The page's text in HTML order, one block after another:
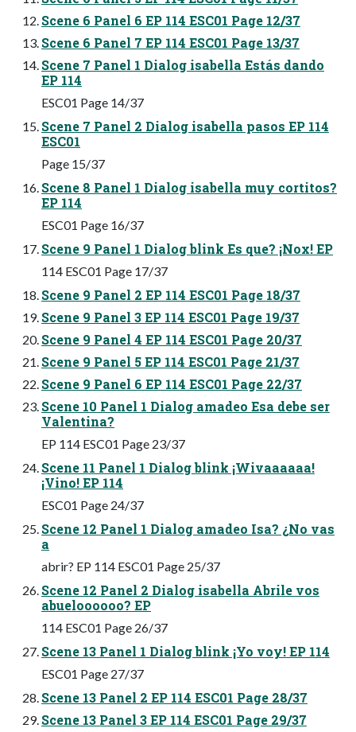
Scene 6 Panel 6 EP 114 ESC01 Page 12/37
Scene 6 Panel 7 EP 114 ESC01 Page 13/37
Scene 7 Panel 1 Dialog isabella Estás dando
EP 114
ESC01 Page 14/37
Scene 7 Panel 2 Dialog isabella pasos EP 114
ESC01
Page 15/37
Scene 8 Panel 1 Dialog isabella muy cortitos?
EP 114
ESC01 Page 16/37
Scene 9 Panel 1 Dialog blink Es que? ¡Nox! EP
114 ESC01 Page 17/37
Scene 9 Panel 2 EP 114 ESC01 Page 18/37
Scene 9 Panel 3 EP 114 ESC01 Page 19/37
Scene 9 Panel 4 EP 114 ESC01 Page 20/37
Scene 9 Panel 5 EP 114 ESC01 Page 21/37
Scene 9 Panel 6 EP 114 ESC01 Page 22/37
Scene 10 Panel 1 Dialog amadeo Esa debe ser
Valentina?
EP 114 ESC01 Page 23/37
Scene 11 Panel 1 Dialog blink ¡Wivaaaaaa!
¡Vino! EP 114
ESC01 Page 24/37
Scene 12 Panel 1 Dialog amadeo Isa? ¿No vas
a
abrir? EP 114 ESC01 Page 25/37
Scene 12 Panel 2 Dialog isabella Abrile vos
abueloooooo? EP
114 ESC01 Page 26/37
Scene 13 Panel 1 Dialog blink ¡Yo voy! EP 114
ESC01 Page 27/37
Scene 13 Panel 2 EP 114 ESC01 Page 28/37
Scene 13 Panel 3 EP 114 ESC01 Page 29/37